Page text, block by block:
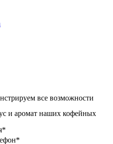
все возможности
и аромат наших кофейных